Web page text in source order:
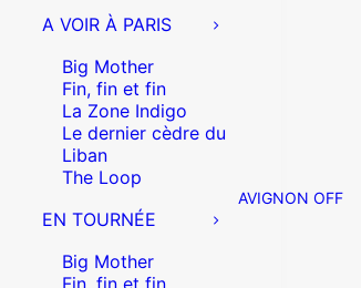
A VOIR À PARIS
Big Mother
Fin, fin et fin
La Zone Indigo
Le dernier cèdre du
Liban
The Loop
EN TOURNÉE
Big Mother
Fin, fin et fin
AVIGNON OFF